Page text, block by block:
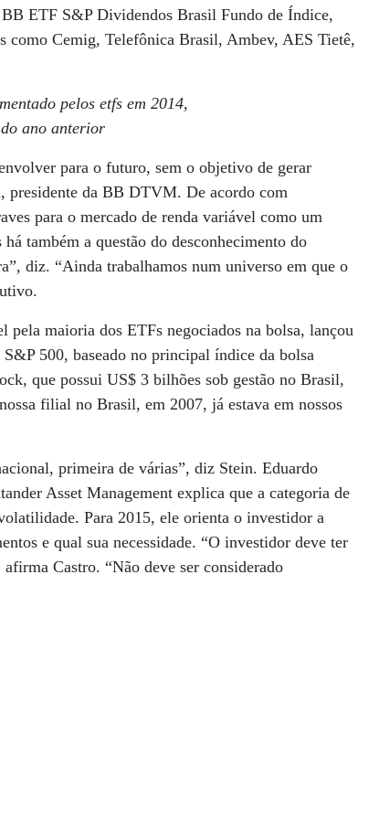
ETF S&P Dividendos Brasil Fundo de Índice,
como Cemig, Telefônica Brasil, Ambev, AES Tietê,
pelos etfs em 2014,
ano anterior
para o futuro, sem o objetivo de gerar
presidente da BB DTVM. De acordo com
para o mercado de renda variável como um
também a questão do desconhecimento do
diz. “Ainda trabalhamos num universo em que o
pela maioria dos ETFs negociados na bolsa, lançou
500, baseado no principal índice da bolsa
que possui US$ 3 bilhões sob gestão no Brasil,
filial no Brasil, em 2007, já estava em nossos
primeira de várias”, diz Stein. Eduardo
Asset Management explica que a categoria de
Para 2015, ele orienta o investidor a
e qual sua necessidade. “O investidor deve ter
Castro. “Não deve ser considerado